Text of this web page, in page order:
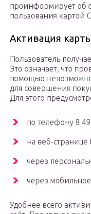
проинформирует об
пользования картой
Активация
Пользователь
Это означает, что
помощью
для совершения
Для этого
по телефону 8
на веб-странице
через
через
Удобнее всего